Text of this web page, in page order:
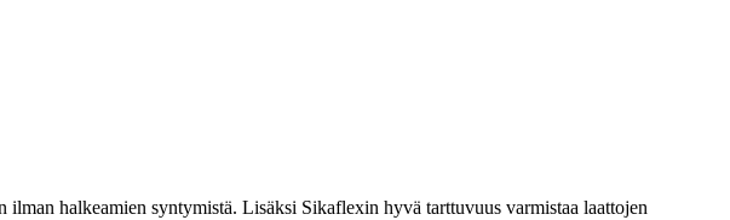
halkeamien syntymistä. Lisäksi Sikaflexin hyvä tarttuvuus varmistaa laattojen